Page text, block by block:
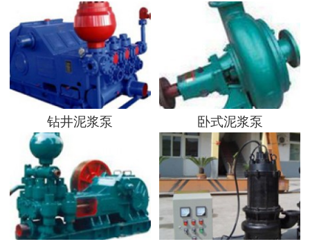
钻井泥浆泵 卧式泥浆泵